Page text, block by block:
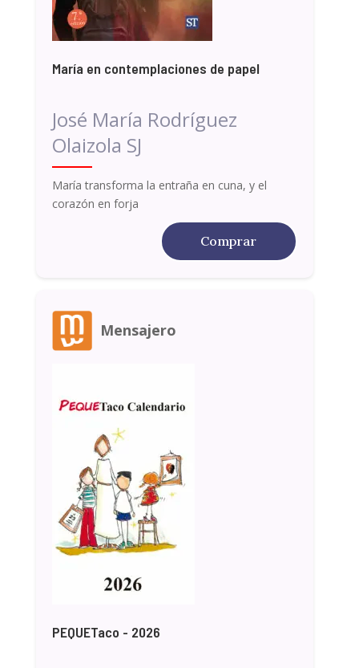
María en contemplaciones de papel
José María Rodríguez
Olaizola SJ
María transforma la entraña en cuna, y el
corazón en forja
Comprar
Mensajero
PEQUETaco - 2026